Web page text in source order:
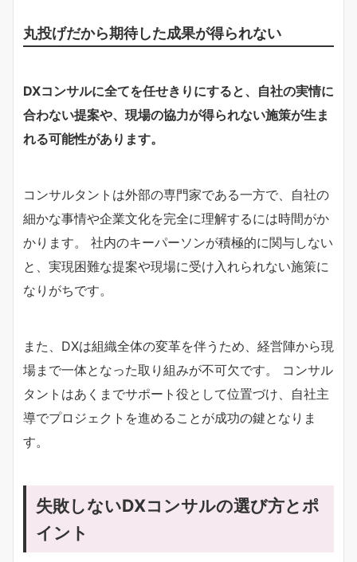
丸投げだから期待した成果が得られない
DXコンサルに全てを任せきりにすると、自社の実情に
合わない提案や、現場の協力が得られない施策が生ま
れる可能性があります。
コンサルタントは外部の専門家である一方で、自社の
細かな事情や企業文化を完全に理解するには時間がか
かります。 社内のキーパーソンが積極的に関与しない
と、実現困難な提案や現場に受け入れられない施策に
なりがちです。
また、DXは組織全体の変革を伴うため、経営陣から現
場まで一体となった取り組みが不可欠です。 コンサル
タントはあくまでサポート役として位置づけ、自社主
導でプロジェクトを進めることが成功の鍵となりま
す。
失敗しないDXコンサルの選び方とポ
イント